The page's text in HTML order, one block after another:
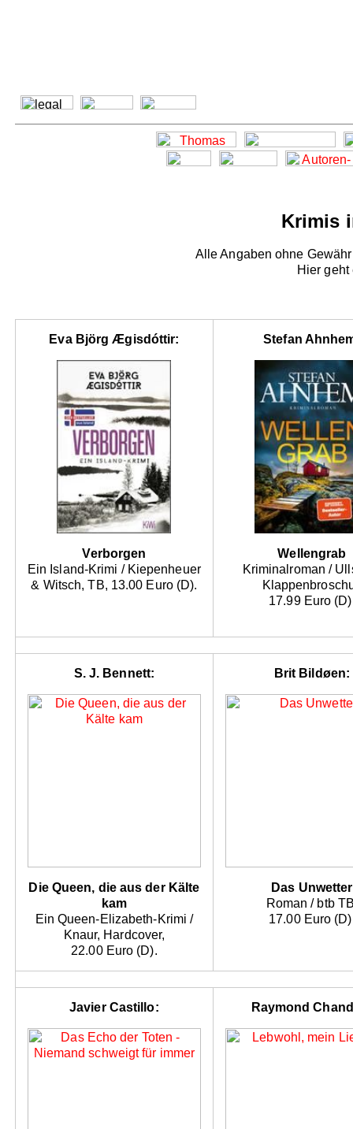
Krimis
Alle Angaben ohne
Hier
Eva Björg Ægisdóttir:
Verborgen
Ein Island-Krimi / Kiepenheuer
& Witsch, TB, 13.00 Euro (D).
Stefan
Wellengrab
Kriminalroman /
17.99 Euro
S. J. Bennett:
Die Queen, die aus der Kälte
kam
Ein Queen-Elizabeth-Krimi /
Knaur, Hardcover,
22.00 Euro (D).
Brit Bildøen:
Das Unwetter
Roman / btb
17.00 Euro
Javier Castillo: Raymond